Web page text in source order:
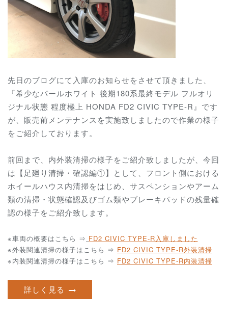
先日のブログにて入庫のお知らせをさせて頂きました、
『希少なパールホワイト 後期180系最終モデル フルオリ
ジナル状態 程度極上 HONDA FD2 CIVIC TYPE-R』です
が、販売前メンテナンスを実施致しましたので作業の様子
をご紹介しております。
前回まで、内外装清掃の様子をご紹介致しましたが、今回
は【足廻り清掃・確認編①】として、フロント側における
ホイールハウス内清掃をはじめ、サスペンションやアーム
類の清掃・状態確認及びゴム類やブレーキパッドの残量確
認の様子をご紹介致します。
※車両の概要はこちら ⇒ FD2 CIVIC TYPE-R 入庫しました
※外装関連清掃の様子はこちら ⇒ FD2 CIVIC TYPE-R外装清掃
※内装関連清掃の様子はこちら ⇒ FD2 CIVIC TYPE-R内装清掃
詳しく見る